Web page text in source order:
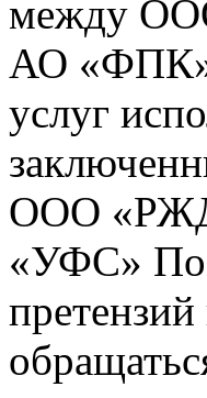
между
АО
услуг
ООО
«УФС» По